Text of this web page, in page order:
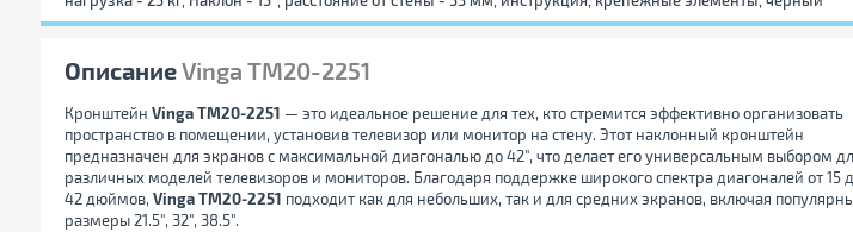
ОписаниеVinga TM20-2251
Кронштейн Vinga TM20-2251 — это идеальное решение для тех, кто стремится эффективно организовать
пространство в помещении, установив телевизор или монитор на стену. Этот наклонный кронштейн
предназначен для экранов с максимальной диагональю до 42", что делает его универсальным выбором
различных моделей телевизоров и мониторов. Благодаря поддержке широкого спектра диагоналей от 15
42 дюймов, Vinga TM20-2251 подходит как для небольших, так и для средних экранов, включая
размеры 21.5", 32", 38.5".